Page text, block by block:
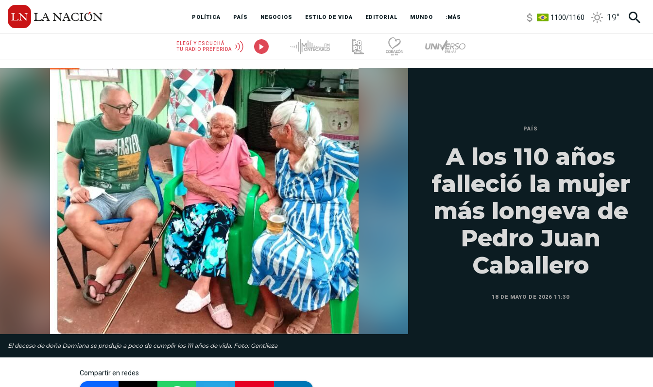
POLÍTICA PAÍS NEGOCIOS ESTILO DE VIDA EDITORIAL MUNDO :MÁS
3,8/4
6850/7200
19°
ELEGÍ Y ESCUCHÁ
TU RADIO PREFERIDA
El deceso de doña Damiana se produjo a poco de cumplir los 111 años de vida. Foto: Gentileza
PAÍS
A los 110 años
falleció la mujer
más longeva de
Pedro Juan
Caballero
18 DE MAYO DE 2026 11:30
Compartir en redes